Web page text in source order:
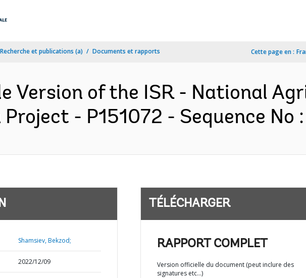
Recherche et publications (a) Documents et rapports Cette page en :
Version of the ISR - National
- P151072 - Sequence No
Shamsiev, Bekzod;
2022/12/09
TÉLÉCHARGER
RAPPORT COMPLET
Version officielle du document (peut inclure des
signatures etc…)